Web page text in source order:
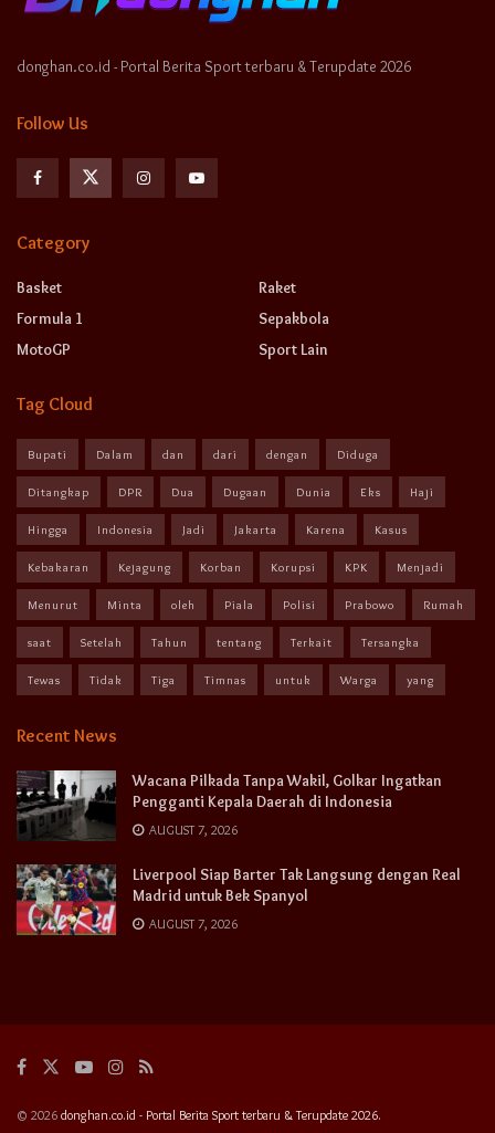
donghan.co.id - Portal Berita Sport terbaru & Terupdate 2026
Follow Us
Category
Basket
Formula 1
MotoGP
Raket
Sepakbola
Sport Lain
Tag Cloud
Bupati Dalam dan dari dengan Diduga
Ditangkap DPR Dua Dugaan Dunia Eks Haji
Hingga Indonesia Jadi Jakarta Karena Kasus
Kebakaran Kejagung Korban Korupsi KPK Menjadi
Menurut Minta oleh Piala Polisi Prabowo Rumah
saat Setelah Tahun tentang Terkait Tersangka
Tewas Tidak Tiga Timnas untuk Warga yang
Recent News
Wacana Pilkada Tanpa Wakil, Golkar Ingatkan
Pengganti Kepala Daerah di Indonesia
AUGUST 7, 2026
Liverpool Siap Barter Tak Langsung dengan Real
Madrid untuk Bek Spanyol
AUGUST 7, 2026
© 2026 donghan.co.id - Portal Berita Sport terbaru & Terupdate 2026.